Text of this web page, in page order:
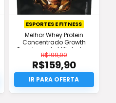
ESPORTES E FITNESS
Melhor Whey Protein
Concentrado Growth
Supplements Milkshake –
Original
R$199,90
O
preço
original
era:
R$159,90
O
preço
atual